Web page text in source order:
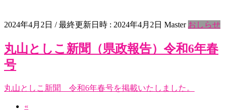
2024年4月2日 / 最終更新日時 : 2024年4月2日 Master おしらせ
丸山としこ新聞（県政報告）令和6年春
号
丸山としこ新聞 令和6年春号を掲載いたしました。
«